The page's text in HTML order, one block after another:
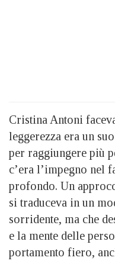
Cristina Antoni
leggerezza era un
per raggiungere più
c’era l’impegno nel
profondo. Un
si traduceva in un
sorridente, ma che
e la mente delle
portamento fiero,